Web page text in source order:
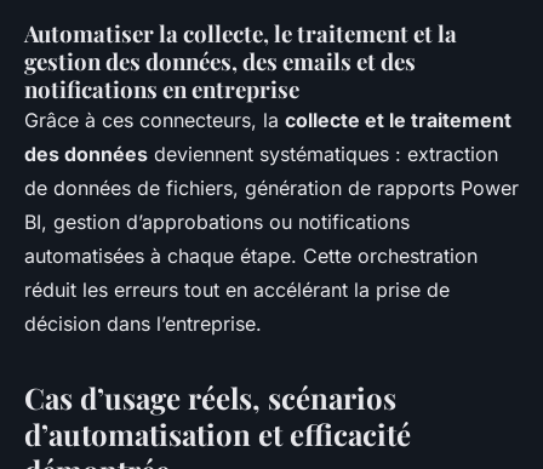
Automatiser la collecte, le traitement et la
gestion des données, des emails et des
notifications en entreprise
Grâce à ces connecteurs, la collecte et le traitement
des données deviennent systématiques : extraction
de données de fichiers, génération de rapports Power
BI, gestion d’approbations ou notifications
automatisées à chaque étape. Cette orchestration
réduit les erreurs tout en accélérant la prise de
décision dans l’entreprise.
Cas d’usage réels, scénarios
d’automatisation et efficacité